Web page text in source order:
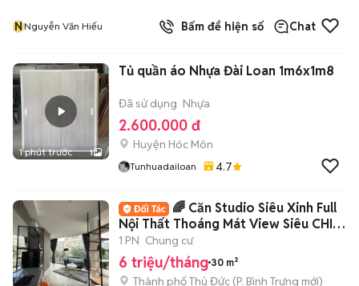
NNguyễn Văn Hiếu Bấm để hiện số Chat
1 phút trước 1
Tủ quần áo Nhựa Đài Loan 1m6x1m8
Đã sử dụng Nhựa
2.600.000 đ
Huyện Hóc Môn
Tunhuadailoan 4.7
🌈 Căn Studio Siêu Xinh Full
Nội Thất Thoáng Mát View Siêu CHILL
🍒
1 PN Chung cư
6 triệu/tháng 30 m²
Thành phố Thủ Đức (P. Bình Trưng mới)